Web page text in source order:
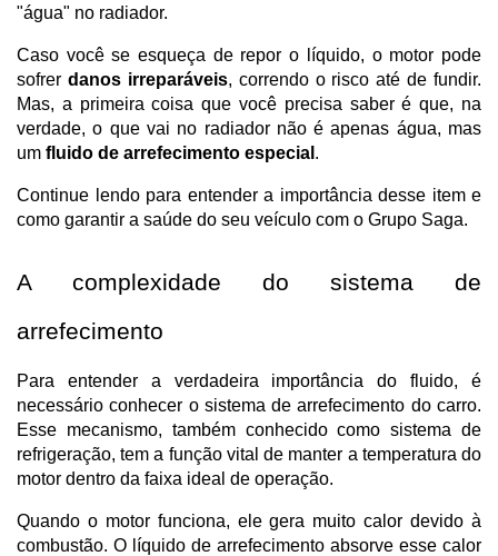
"água" no radiador.
Caso você se esqueça de repor o líquido, o motor pode
sofrer danos irreparáveis, correndo o risco até de fundir.
Mas, a primeira coisa que você precisa saber é que, na
verdade, o que vai no radiador não é apenas água, mas
um fluido de arrefecimento especial .
Continue lendo para entender a importância desse item e
como garantir a saúde do seu veículo com o Grupo Saga.
A complexidade do sistema de
arrefecimento
Para entender a verdadeira importância do fluido, é
necessário conhecer o sistema de arrefecimento do carro.
Esse mecanismo, também conhecido como sistema de
refrigeração, tem a função vital de manter a temperatura do
motor dentro da faixa ideal de operação.
Quando o motor funciona, ele gera muito calor devido à
combustão. O líquido de arrefecimento absorve esse calor